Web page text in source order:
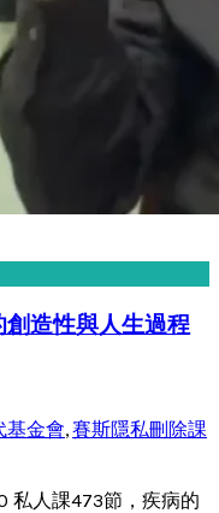
創造性與人生過程
基金會,賽斯隱私刪除課
私人課473節，疾病的